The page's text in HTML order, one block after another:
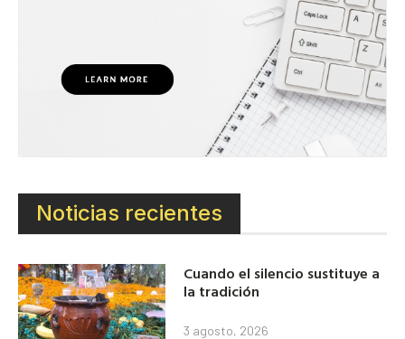
Noticias recientes
Cuando el silencio sustituye a
la tradición
3 agosto, 2026